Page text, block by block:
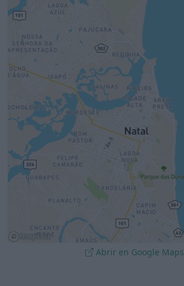
Abrir en Google Maps